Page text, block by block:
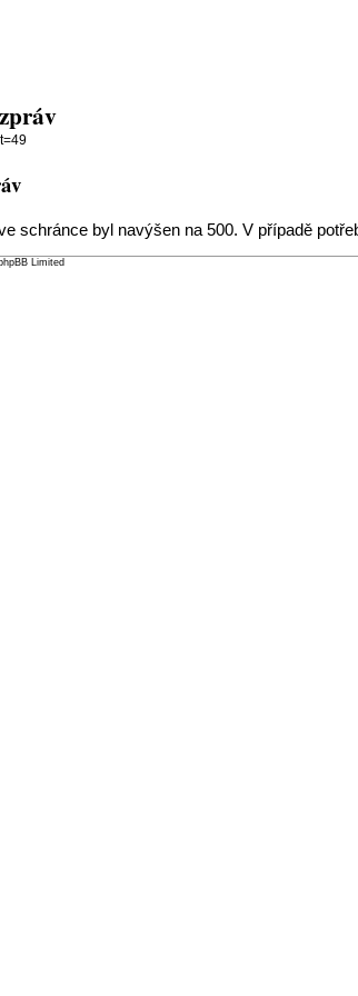
schránce byl navýšen na 500. V případě
Limited